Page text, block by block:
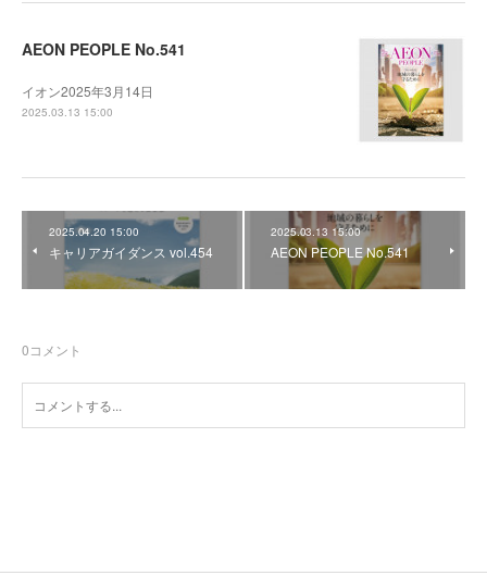
AEON PEOPLE No.541
イオン2025年3月14日
2025.03.13 15:00
2025.04.20 15:00
キャリアガイダンス vol.454
2025.03.13 15:00
AEON PEOPLE No.541
0コメント